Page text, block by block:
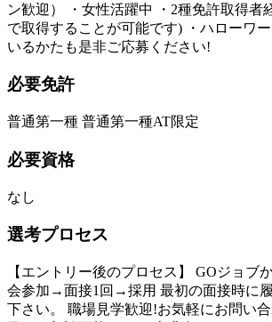
ン歓迎） ・女性活躍中 ・2種免許取得者
で取得することが可能です) ・ハローワ
いるかたも是非ご応募ください!
必要免許
普通第一種 普通第一種AT限定
必要資格
なし
選考プロセス
【エントリー後のプロセス】 GOジョブ
会参加→面接1回→採用 最初の面接時に
下さい。 職場見学歓迎!お気軽にお問い